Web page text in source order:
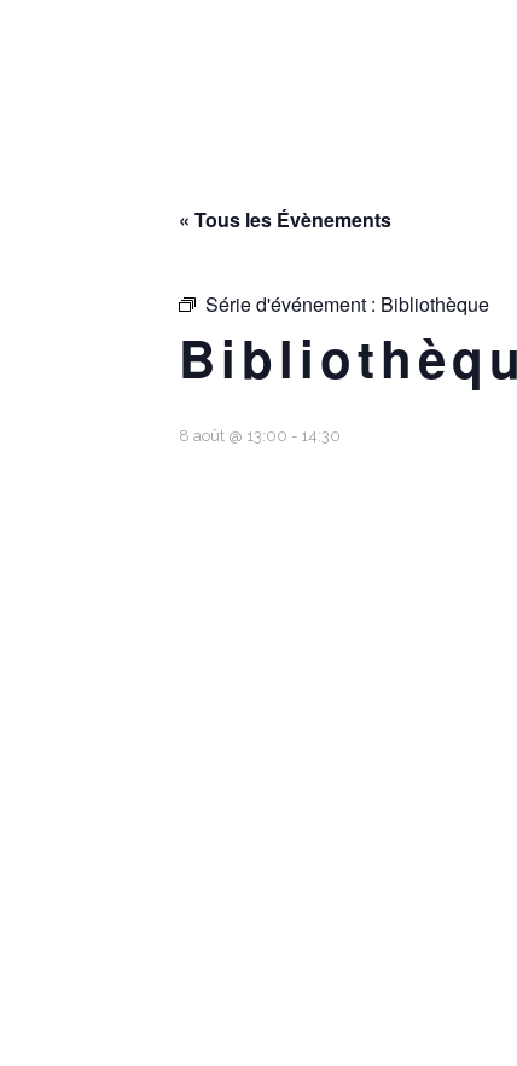
« Tous les Évènements
Série d'événement : Bibliothèque
8 août @ 13:00 - 14:30